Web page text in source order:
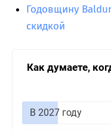
Годовщину
скидкой
Как думаете,
В 2027 году